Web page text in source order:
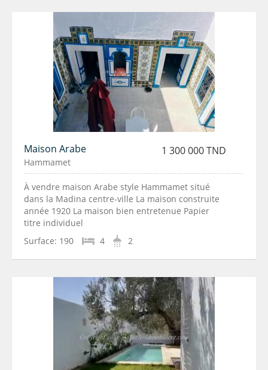
Maison Arabe 1 300 000 TND
Hammamet
À vendre maison Arabe style Hammamet situé
dans la Madina centre-ville La maison construite
année 1920 La maison bien entretenue Papier
titre individuel
Surface: 190 4 2